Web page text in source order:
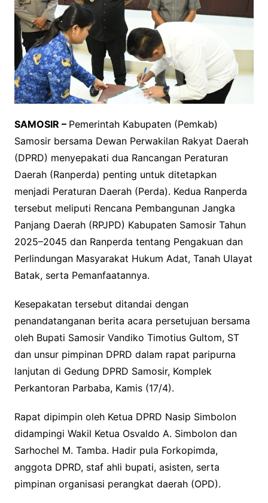
SAMOSIR – Pemerintah Kabupaten (Pemkab)
Samosir bersama Dewan Perwakilan Rakyat Daerah
(DPRD) menyepakati dua Rancangan Peraturan
Daerah (Ranperda) penting untuk ditetapkan
menjadi Peraturan Daerah (Perda). Kedua Ranperda
tersebut meliputi Rencana Pembangunan Jangka
Panjang Daerah (RPJPD) Kabupaten Samosir Tahun
2025–2045 dan Ranperda tentang Pengakuan dan
Perlindungan Masyarakat Hukum Adat, Tanah Ulayat
Batak, serta Pemanfaatannya.
Kesepakatan tersebut ditandai dengan
penandatanganan berita acara persetujuan bersama
oleh Bupati Samosir Vandiko Timotius Gultom, ST
dan unsur pimpinan DPRD dalam rapat paripurna
lanjutan di Gedung DPRD Samosir, Komplek
Perkantoran Parbaba, Kamis (17/4).
Rapat dipimpin oleh Ketua DPRD Nasip Simbolon
didampingi Wakil Ketua Osvaldo A. Simbolon dan
Sarhochel M. Tamba. Hadir pula Forkopimda,
anggota DPRD, staf ahli bupati, asisten, serta
pimpinan organisasi perangkat daerah (OPD).